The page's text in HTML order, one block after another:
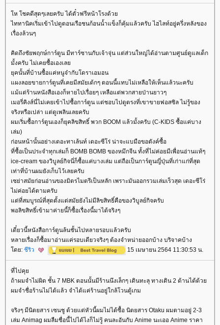
ห โชคดีสุดๆเลยครับ ได้ตั๋วฟรีหน้าโรงด้ว
ไททานิคเริ่มเข้าไปดูตอนเรือชนก้อนน้ำแข็งก็คุ้มแล้วครับ ไฮไลท์อยู่ครึ่งหลังของ
เรื่องล้วนๆ
คิดถึงชัยพฤกษ์การ์ตูน มีทาร์ซานกับเจ้าจุ่น แต่ส่วนใหญ่ได้อ่านตามศูนย์ดูแลเด็ก
มั้งครับ ไม่เคยซื้อเองเล
ุคนั้นที่บ้านซื้อแค่หนูจ๋ากับโดราเอมอน
ผงลอยขายการ์ตูนที่เคยมีสมัยเด้กๆ ตอนนี้แทบไม่เหลือให้เห็นแล้วนะครับ
ม้แต่ร้านหนังสือเองก็หายไปเรื่อยๆ เหลือแต่พวกสายป่านยาวๆ
เมอรี่คิงส์นี่ไม่เคยเข้าไปซื้อการ์ตูน แต่ชอบไปดูตรงที่เขาขายฟอสซิล ไม่รู้ของ
จริงหรือเปล่า แต่ดูเพลินเลยครับ
ผมเริ่มซื้อการ์ตูนเองก็ยุคลิขสิทธิ์ พวก BOOM แล้วมั้งครับ (C-KIDS ซื้อแค่บาง
เล่ม)
ก่อนหน้านั้นอย่างเดอะทาเล้นท์ เดอะซีโร่ น่าจะแบมือขอตังค์ซื้อ
ที่ซื้อเป็นประจำทุกเล่มก็ BOMB BOMB ของหมึกจีน ทั้งที่ไม่ค่อยมีเพื่อนอ่านแท้ๆ
ice-cream ของวิบูลย์กิจนี่ก็ซื้อแค่บางเล่ม แต่ถือเป็นการ์ตูนญี่ปุ่นที่เก่าแก่ที่สุด
เท่าที่บ้านผมยังเก็บไว้เลยครับ
เซย่าสมัยก่อนอ่านของมิตรไมตรีเป็นหลัก เพราะมันออกรวมเล่มเร็วสุด เดอะซีโร่
ไม่ค่อยได้ตามครับ
ต่ที่สมบูรณ์ที่สุดตั้งแต่สมัยยังไม่มีลิขสิทธิ์คือของวิบูลย์กิจครับ
พอลิขสิทธิ์เข้ามาค่ายนี้ก็ซื้อเรื่องนี้มาได้จริงๆ
เดี๋ยวนี้หนังสือการ์ตูนล้นชั้นไปหลายรอบแล้วครับ
หลายเรื่องก็ซื้อมาอ่านแค่รอบเดียวจริงๆ ต้องจำหน่ายออกบ้าง บริจาคบ้าง
ดย: ชีริว 15 เมษายน 2564 11:30:53 น.
ที่ไปคุ
ถ้าผมจำไม่ผิด ชั้น 7 MBK ตอนนั้นมีร้านนึงเล็กๆ เดินทะลุ ทางเดิน 2 ด้านได้ด้ว
ผมจำชื่อร้านไม่ได้แล้ว จำได้แค่ร้านอยู่ใกล้โวนตู้เกม
จริงๆ มีนิตยสาร เซนชู ด้วยแต่หัวนี้ผมไม่ได้ซื้อ นิตยสาร Otaku ผมตามอยู่ 2-3
เล่ม Animag ผมลืมชื่อนี้ไปได้ไงก็ไม่รู้ คนละอันกับ Anime นะเออ Anime ราคา